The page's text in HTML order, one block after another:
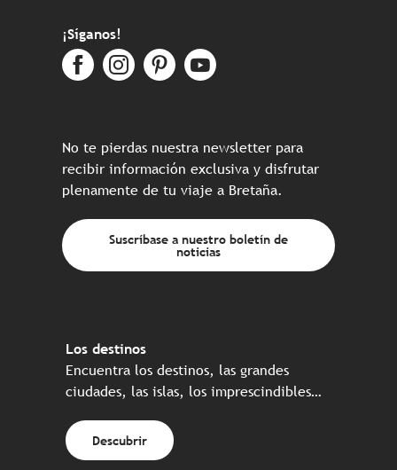
¡Síganos!
No te pierdas nuestra newsletter para
recibir información exclusiva y disfrutar
plenamente de tu viaje a Bretaña.
Suscríbase a nuestro boletín de
noticias
Los destinos
Encuentra los destinos, las grandes
ciudades, las islas, los imprescindibles…
Descubrir